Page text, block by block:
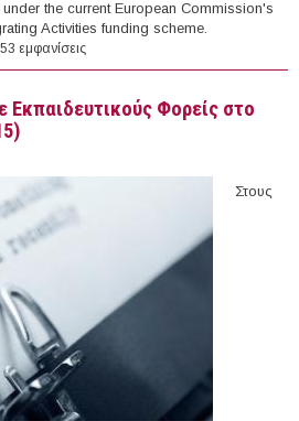
the current European Commission's
Activities funding scheme.
for Short Research Visits, Natural History
UK (2015-2016)
εμφανίσεις
Εκπαιδευτικούς Φορείς στο
Στους